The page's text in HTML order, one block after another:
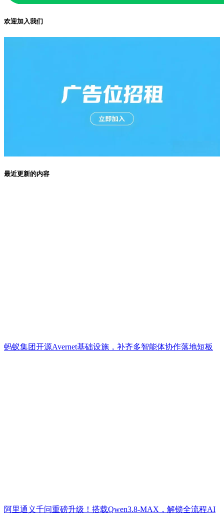
欢迎加入我们
最近更新的内容
蚂蚁集团开源Avernet基础设施，补齐多智能体协作落地短板
阿里通义千问重磅升级！搭载Qwen3.8-MAX，解锁全流程AI